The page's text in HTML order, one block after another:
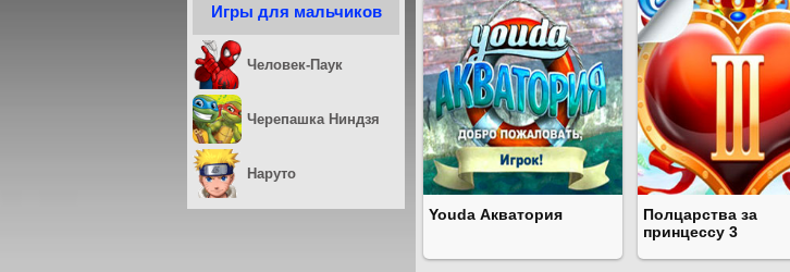
Youda Акватория
Полцарства за
принцессу 3
Игры для мальчиков
Человек-Паук
Черепашка Ниндзя
Наруто